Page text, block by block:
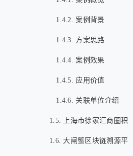
1.4.2. 案例背景
1.4.3. 方案思路
1.4.4. 案例效果
1.4.5. 应用价值
1.4.6. 关联单位介绍
1.5. 上海市徐家汇商圈积
分平台
1.6. 大闸蟹区块链溯源平